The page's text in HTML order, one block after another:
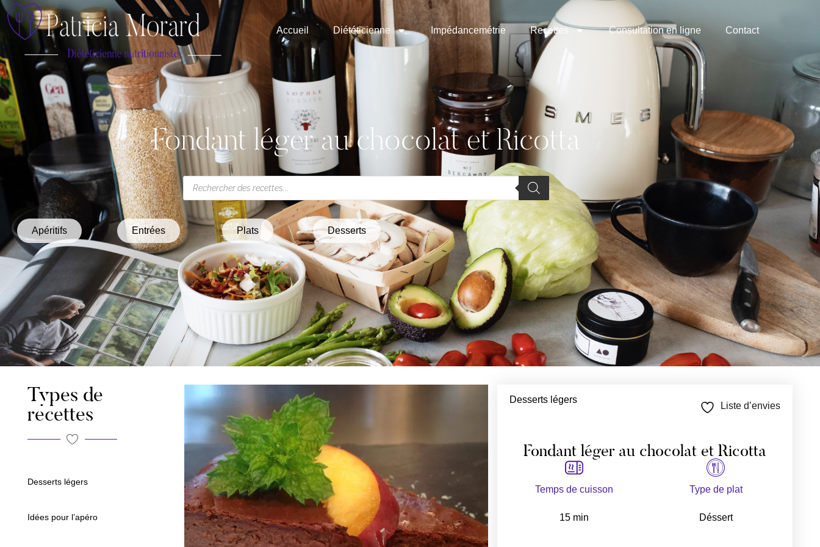
Accueil Diététicienne Impédancemétrie Recettes Consultation en ligne Contact
Fondant léger au chocolat et Ricotta
Apéritifs Entrées Plats Desserts
Types de
recettes
Desserts légers
Idées pour l’apéro
Desserts légers
Liste d’envies
Fondant léger au chocolat et Ricotta
Temps de cuisson
15 min
Type de plat
Déssert